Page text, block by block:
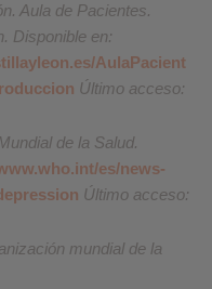
Aula de Pacientes.
Disponible en:
AulaPacient
Último acceso:
de la Salud.
es/news-
Último acceso:
mundial de la